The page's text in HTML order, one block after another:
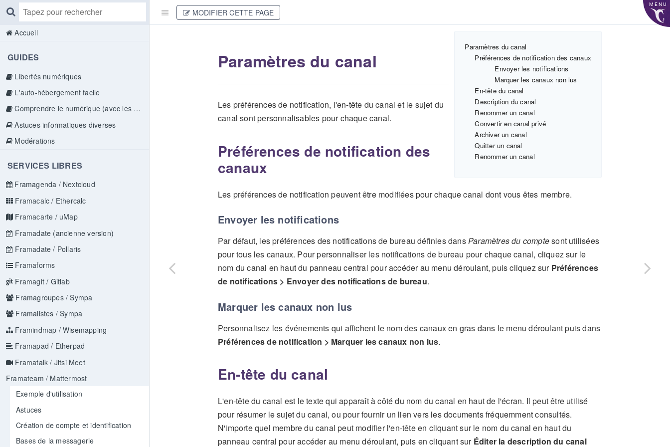
MENU
Accueil
GUIDES
Libertés numériques
L'auto-hébergement facile
Comprendre le numérique (avec les doigts)
Astuces informatiques diverses
Modérations
SERVICES LIBRES
Framagenda / Nextcloud
Framacalc / Ethercalc
Framacarte / uMap
Framadate (ancienne version)
Framadate / Pollaris
Framaforms
Framagit / Gitlab
Framagroupes / Sympa
Framalistes / Sympa
Framindmap / Wisemapping
Framapad / Etherpad
Framatalk / Jitsi Meet
Framateam / Mattermost
Exemple d'utilisation
Astuces
Création de compte et identification
Bases de la messagerie
MODIFIER CETTE PAGE
Paramètres du canal
Préférences de notification des canaux
Envoyer les notifications
Marquer les canaux non lus
En-tête du canal
Description du canal
Renommer un canal
Convertir en canal privé
Archiver un canal
Quitter un canal
Renommer un canal
Paramètres du canal
Les préférences de notification, l'en-tête du canal et le sujet du
canal sont personnalisables pour chaque canal.
Préférences de notification des
canaux
Les préférences de notification peuvent être modifiées pour chaque canal dont vous êtes membre.
Envoyer les notifications
Par défaut, les préférences des notifications de bureau définies dansParamètres du comptesont utilisées
pour tous les canaux. Pour personnaliser les notifications de bureau pour chaque canal, cliquez sur le
nom du canal en haut du panneau central pour accéder au menu déroulant, puis cliquez sur Préférences
de notifications > Envoyer des notifications de bureau.
Marquer les canaux non lus
Personnalisez les événements qui affichent le nom des canaux en gras dans le menu déroulant puis dans
Préférences de notification > Marquer les canaux non lus.
En-tête du canal
L'en-tête du canal est le texte qui apparaît à côté du nom du canal en haut de l'écran. Il peut être utilisé
pour résumer le sujet du canal, ou pour fournir un lien vers les documents fréquemment consultés.
N'importe quel membre du canal peut modifier l'en-tête en cliquant sur le nom du canal en haut du
panneau central pour accéder au menu déroulant, puis en cliquant sur Éditer la description du canal